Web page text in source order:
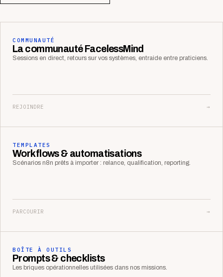
COMMUNAUTÉ
La communauté FacelessMind
Sessions en direct, retours sur vos systèmes, entraide entre praticiens.
REJOINDRE →
TEMPLATES
Workflows & automatisations
Scénarios n8n prêts à importer : relance, qualification, reporting.
PARCOURIR →
BOÎTE À OUTILS
Prompts & checklists
Les briques opérationnelles utilisées dans nos missions.